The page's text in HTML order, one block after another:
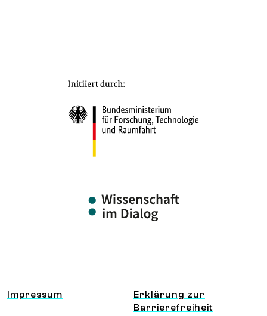
Information und Service
Impressum
Erklärung zur
Barrierefreiheit